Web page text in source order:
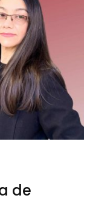
de